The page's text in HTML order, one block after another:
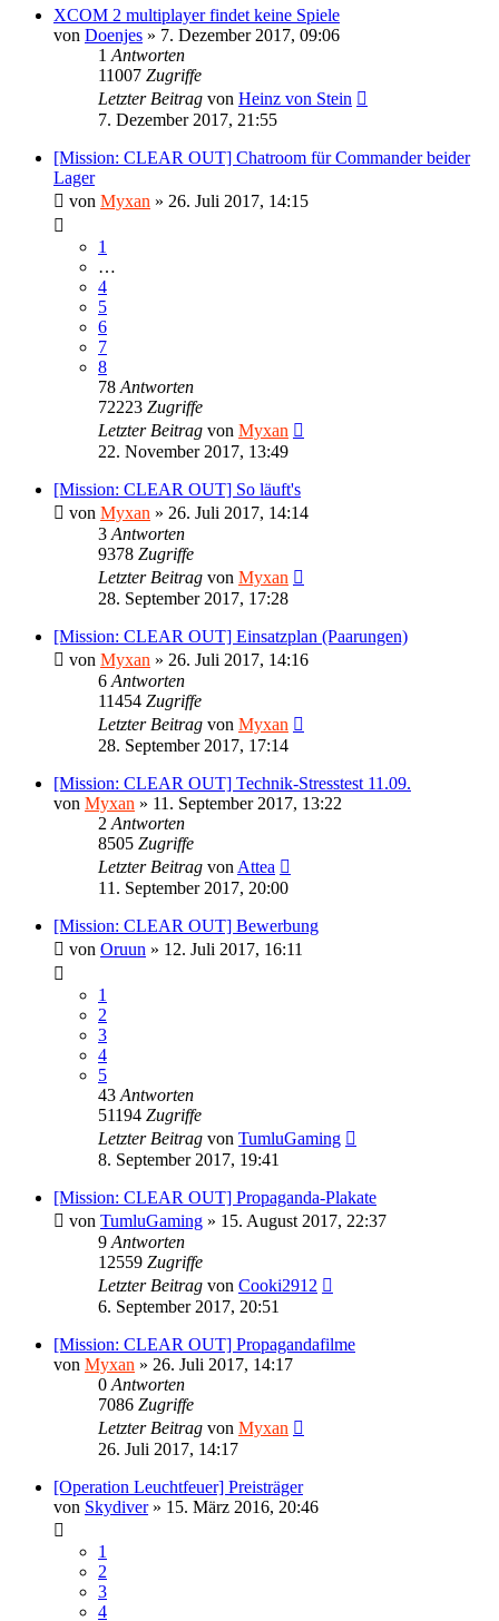
XCOM 2 multiplayer findet keine Spiele
von Doenjes » 7. Dezember 2017, 09:06
1 Antworten
11007 Zugriffe
Letzter Beitrag von Heinz von Stein
7. Dezember 2017, 21:55
[Mission: CLEAR OUT] Chatroom für Commander beider
Lager
von Myxan » 26. Juli 2017, 14:15
1
…
4
5
6
7
8
78 Antworten
72223 Zugriffe
Letzter Beitrag von Myxan
22. November 2017, 13:49
[Mission: CLEAR OUT] So läuft's
von Myxan » 26. Juli 2017, 14:14
3 Antworten
9378 Zugriffe
Letzter Beitrag von Myxan
28. September 2017, 17:28
[Mission: CLEAR OUT] Einsatzplan (Paarungen)
von Myxan » 26. Juli 2017, 14:16
6 Antworten
11454 Zugriffe
Letzter Beitrag von Myxan
28. September 2017, 17:14
[Mission: CLEAR OUT] Technik-Stresstest 11.09.
von Myxan » 11. September 2017, 13:22
2 Antworten
8505 Zugriffe
Letzter Beitrag von Attea
11. September 2017, 20:00
[Mission: CLEAR OUT] Bewerbung
von Oruun » 12. Juli 2017, 16:11
1
2
3
4
5
43 Antworten
51194 Zugriffe
Letzter Beitrag von TumluGaming
8. September 2017, 19:41
[Mission: CLEAR OUT] Propaganda-Plakate
von TumluGaming » 15. August 2017, 22:37
9 Antworten
12559 Zugriffe
Letzter Beitrag von Cooki2912
6. September 2017, 20:51
[Mission: CLEAR OUT] Propagandafilme
von Myxan » 26. Juli 2017, 14:17
0 Antworten
7086 Zugriffe
Letzter Beitrag von Myxan
26. Juli 2017, 14:17
[Operation Leuchtfeuer] Preisträger
von Skydiver» 15. März 2016, 20:46
1
2
3
4